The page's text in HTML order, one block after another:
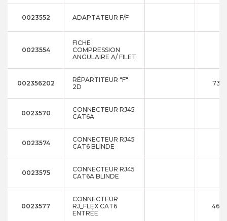
0023552 ADAPTATEUR F/F
0023554
FICHE
COMPRESSION
ANGULAIRE A/ FILET
002356202
RÉPARTITEUR "F"
2D
0023570
CONNECTEUR RJ45
CAT6A
0023574
CONNECTEUR RJ45
CAT6 BLINDE
0023575
CONNECTEUR RJ45
CAT6A BLINDE
0023577
CONNECTEUR
RJ_FLEX CAT6
ENTRÉE